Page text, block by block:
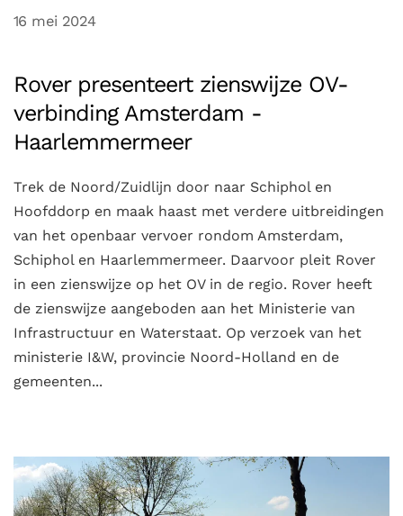
16 mei 2024
Rover presenteert zienswijze OV-
verbinding Amsterdam -
Haarlemmermeer
Trek de Noord/Zuidlijn door naar Schiphol en
Hoofddorp en maak haast met verdere uitbreidingen
van het openbaar vervoer rondom Amsterdam,
Schiphol en Haarlemmermeer. Daarvoor pleit Rover
in een zienswijze op het OV in de regio. Rover heeft
de zienswijze aangeboden aan het Ministerie van
Infrastructuur en Waterstaat. Op verzoek van het
ministerie I&W, provincie Noord-Holland en de
gemeenten...